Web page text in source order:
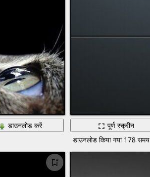
डाउनलोड करें
पूर्ण स्क्रीन
डाउनलोड किया गया 178 समय